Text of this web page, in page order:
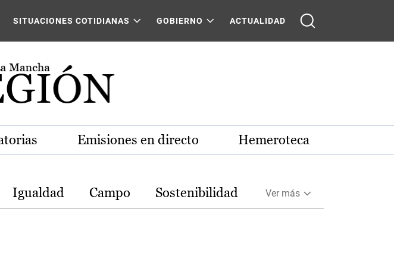
SITUACIONES COTIDIANAS GOBIERNO ACTUALIDAD
Emisiones en directo Hemeroteca
Igualdad Campo Sostenibilidad Ver más